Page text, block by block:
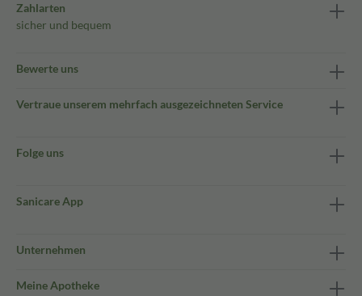
Zahlarten
sicher und bequem
Bewerte uns
Vertraue unserem mehrfach ausgezeichneten Service
Folge uns
Sanicare App
Unternehmen
Meine Apotheke